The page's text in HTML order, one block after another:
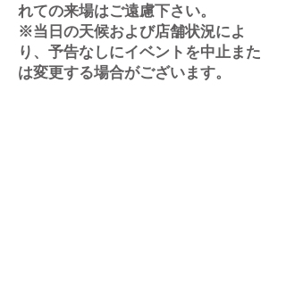
れての来場はご遠慮下さい。
※当日の天候および店舗状況によ
り、予告なしにイベントを中止また
は変更する場合がございます。​